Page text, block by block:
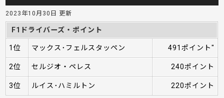
2023年10月30日 更新
F1ドライバーズ・ポイント
1位 マックス･フェルスタッペン 491ポイント"
2位 セルジオ・ペレス 240ポイント
3位 ルイス･ハミルトン 220ポイント